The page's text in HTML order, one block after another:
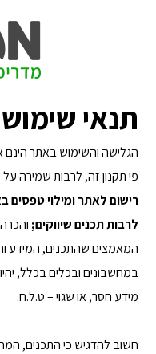
תנאי
הגלישה והשימוש באתר
פי תקנון זה, לרבות שמירה
רישום לאתר ומילוי
לרבות תכנים שיווקים;
המאמצים שהתכנים, המידע
במחשבונים ובכלים בכלל,
מידע חסר, או שגוי – ט.ל.ח.
חשוב להדגיש כי התכנים,